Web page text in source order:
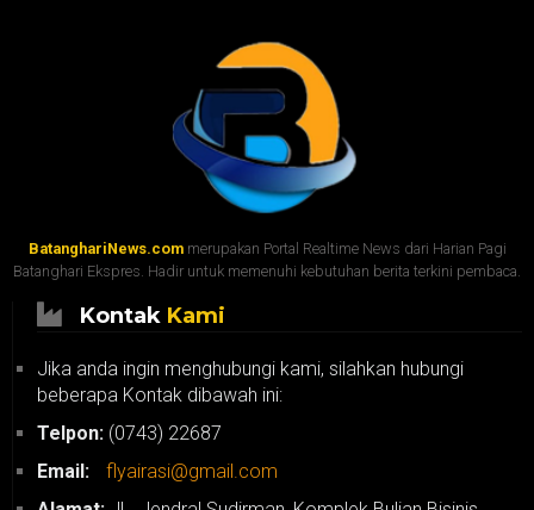
BatanghariNews.commerupakan Portal Realtime News dari Harian Pagi
Batanghari Ekspres. Hadir untuk memenuhi kebutuhan berita terkini pembaca.
Kontak Kami
Jika anda ingin menghubungi kami, silahkan hubungi
beberapa Kontak dibawah ini:
Telpon: (0743) 22687
Email:
flyairasi@gmail.com